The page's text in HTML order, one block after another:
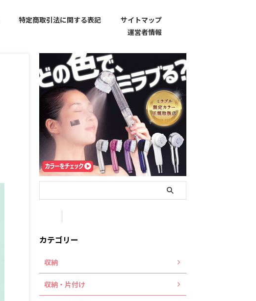
特定商取引法に関する表記
サイトマップ
運営者情報
カテゴリー
収納
収納・片付け